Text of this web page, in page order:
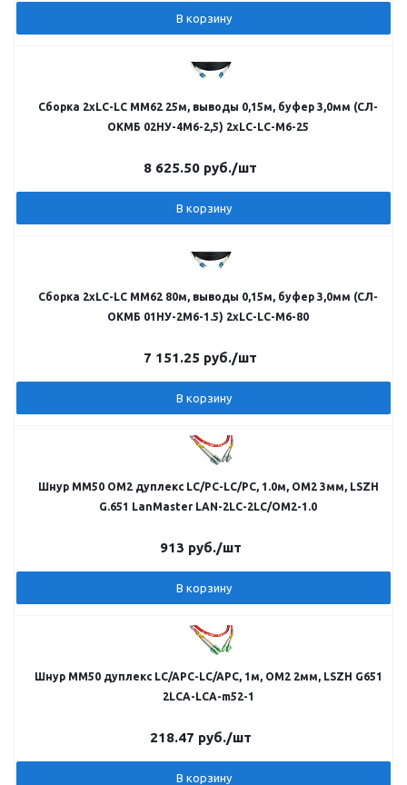
В корзину
Сборка 2хLC-LC MM62 25м, выводы 0,15м, буфер 3,0мм (СЛ-
ОКМБ 02НУ-4М6-2,5) 2хLC-LC-M6-25
8 625.50 руб./шт
В корзину
Сборка 2хLC-LC MM62 80м, выводы 0,15м, буфер 3,0мм (СЛ-
ОКМБ 01НУ-2М6-1.5) 2хLC-LC-M6-80
7 151.25 руб./шт
В корзину
Шнур MM50 OM2 дуплекс LC/PC-LC/PC, 1.0м, OM2 3мм, LSZH
G.651 LanMaster LAN-2LC-2LC/OM2-1.0
913 руб./шт
В корзину
Шнур MM50 дуплекс LC/APC-LC/APC, 1м, OM2 2мм, LSZH G651
2LCA-LCA-m52-1
218.47 руб./шт
В корзину